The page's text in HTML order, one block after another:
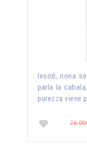
Iesod, nona
parla la
purezza viene